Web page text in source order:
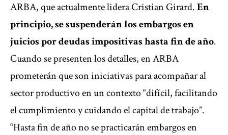
ARBA, que actualmente lidera Cristian Girard.En
principio, se suspenderán los embargos en
juicios por deudas impositivas hasta fin de año.
Cuando se presenten los detalles, en ARBA
prometerán que son iniciativas para acompañar al
sector productivo en un contexto “difícil, facilitando
el cumplimiento y cuidando el capital de trabajo”.
“Hasta fin de año no se practicarán embargos en